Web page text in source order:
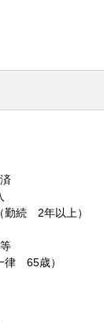
勤続 2年以上）
律 65歳）